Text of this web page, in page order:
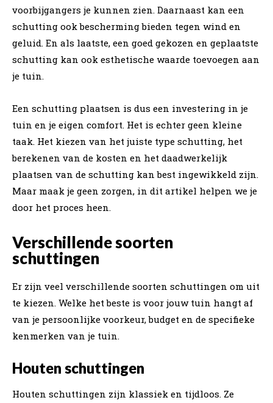
voorbijgangers je kunnen zien. Daarnaast kan een
schutting ook bescherming bieden tegen wind en
geluid. En als laatste, een goed gekozen en geplaatste
schutting kan ook esthetische waarde toevoegen aan
je tuin.
Een schutting plaatsen is dus een investering in je
tuin en je eigen comfort. Het is echter geen kleine
taak. Het kiezen van het juiste type schutting, het
berekenen van de kosten en het daadwerkelijk
plaatsen van de schutting kan best ingewikkeld zijn.
Maar maak je geen zorgen, in dit artikel helpen we je
door het proces heen.
Verschillende soorten
schuttingen
Er zijn veel verschillende soorten schuttingen om uit
te kiezen. Welke het beste is voor jouw tuin hangt af
van je persoonlijke voorkeur, budget en de specifieke
kenmerken van je tuin.
Houten schuttingen
Houten schuttingen zijn klassiek en tijdloos. Ze